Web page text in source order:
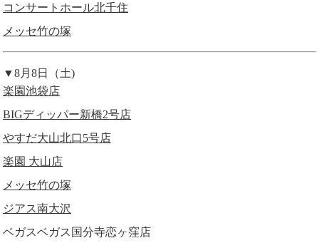
コンサートホール北千住
メッセ竹の塚
▼8月8日（土)
楽園池袋店
BIGディッパー新橋2号店
やすだ大山北口5号店
楽園 大山店
メッセ竹の塚
ジアス南大沢
ベガスベガス国分寺恋ヶ窪店